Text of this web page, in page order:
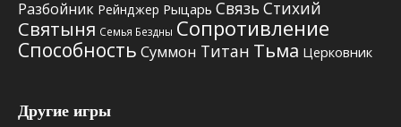
Разбойник Рейнджер Рыцарь Связь Стихий
Святыня Семья Бездны Сопротивление
Способность Суммон Титан Тьма Церковник
Другие игры